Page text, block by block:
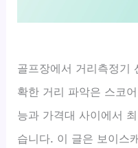
골프장에서 거리측정기
확한 거리 파악은 스코
능과 가격대 사이에서
습니다. 이 글은 보이스